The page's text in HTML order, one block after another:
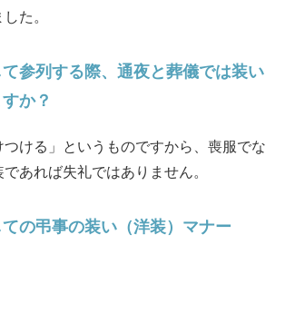
た。
参列する際、通夜と葬儀では装い
か？
ける」というものですから、喪服でな
あれば失礼ではありません。
の弔事の装い（洋装）マナー